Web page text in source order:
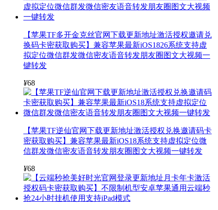
【苹果TF多开金克丝官网下载更新地址激活授权邀请兑
换码卡密获取购买】兼容苹果最新iOS1826系统支持虚
拟定位微信群发微信密友语音转发朋友圈图文大视频一
键转发
¥68
【苹果TF逆仙官网下载更新地址激活授权兑换邀请码卡
密获取购买】兼容苹果最新iOS18系统支持虚拟定位微
信群发微信密友语音转发朋友圈图文大视频一键转发
¥68